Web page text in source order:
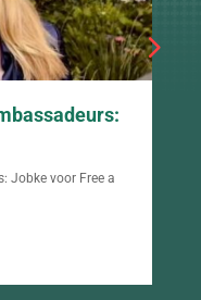
Jobke voor Free a